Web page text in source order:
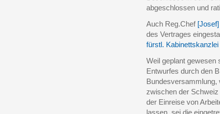
abgeschlossen und
Auch Reg.Chef
des Vertrages
fürstl. Kabinettskanzlei
Weil geplant gewesen
Entwurfes durch den
Bundesversammlung,
zwischen der
der Einreise von
lassen, sei die